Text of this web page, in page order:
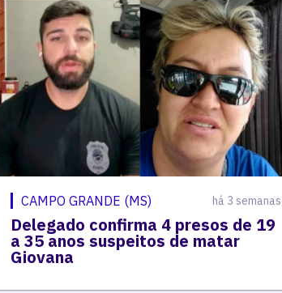
CAMPO GRANDE (MS) há 3 semanas
Delegado confirma 4 presos de 19
a 35 anos suspeitos de matar
Giovana